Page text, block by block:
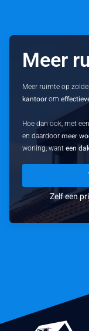
Meer
Meer ruimte op
kantoor om
Hoe dan ook, met
en daardoormeer
woning, wanteen
Zelf een